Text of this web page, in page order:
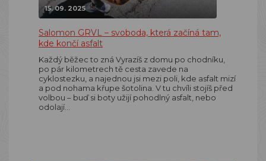
15. 09. 2025
Salomon GRVL – svoboda, která začíná tam,
kde končí asfalt
Každý běžec to zná Vyrazíš z domu po chodníku,
po pár kilometrech tě cesta zavede na
cyklostezku, a najednou jsi mezi poli, kde asfalt mizí
a pod nohama křupe šotolina. V tu chvíli stojíš před
volbou – buď si boty užijí pohodlný asfalt, nebo
odolají…